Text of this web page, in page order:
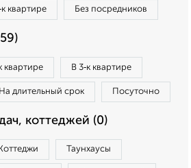
квартире Без посредников
квартире В 3‑к квартире
На длительный срок Посуточно
коттеджей (0)
Коттеджи Таунхаусы